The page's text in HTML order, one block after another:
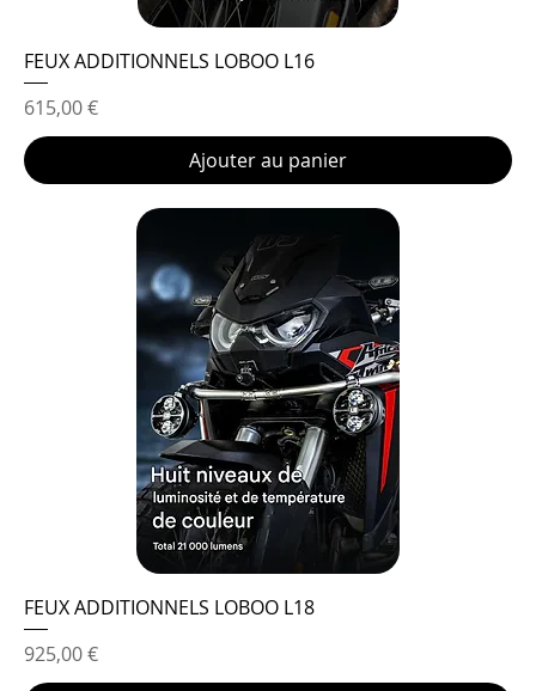
FEUX ADDITIONNELS LOBOO L16
Prix
615,00 €
Ajouter au panier
FEUX ADDITIONNELS LOBOO L18
Prix
925,00 €